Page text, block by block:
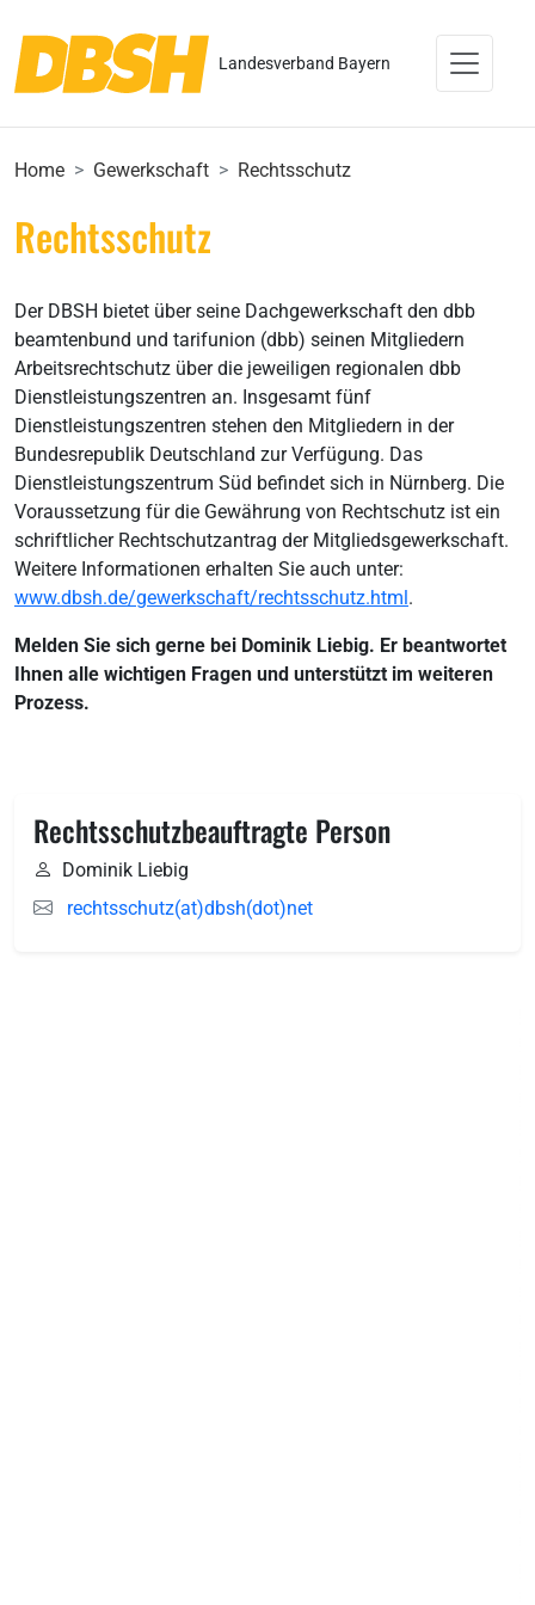
Landesverband Bayern
Home Gewerkschaft Rechtsschutz
Rechtsschutz
Der DBSH bietet über seine Dachgewerkschaft den dbb
beamtenbund und tarifunion (dbb) seinen Mitgliedern
Arbeitsrechtschutz über die jeweiligen regionalen dbb
Dienstleistungszentren an. Insgesamt fünf
Dienstleistungszentren stehen den Mitgliedern in der
Bundesrepublik Deutschland zur Verfügung. Das
Dienstleistungszentrum Süd befindet sich in Nürnberg. Die
Voraussetzung für die Gewährung von Rechtschutz ist ein
schriftlicher Rechtschutzantrag der Mitgliedsgewerkschaft.
Weitere Informationen erhalten Sie auch unter:
www.dbsh.de/gewerkschaft/rechtsschutz.html.
Melden Sie sich gerne bei Dominik Liebig. Er beantwortet
Ihnen alle wichtigen Fragen und unterstützt im weiteren
Prozess.
Rechtsschutzbeauftragte Person
Dominik Liebig
rechtsschutz(at)dbsh(dot)net